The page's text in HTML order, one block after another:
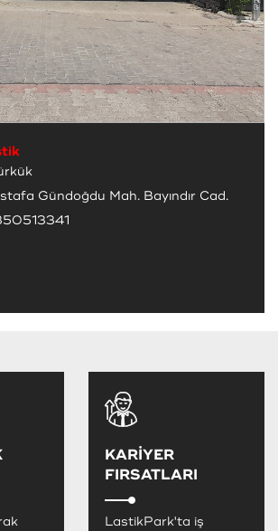
Gündoğdu Mah. Bayındır Cad.
KARİYER
FIRSATLARI
LastikPark'ta iş